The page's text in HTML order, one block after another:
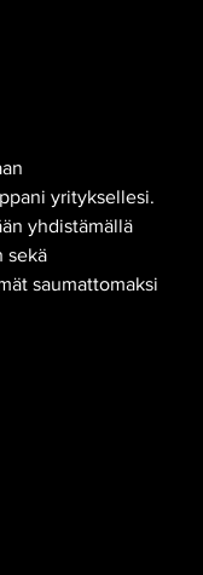
yrityksellesi.
yhdistämällä
sekä
saumattomaksi